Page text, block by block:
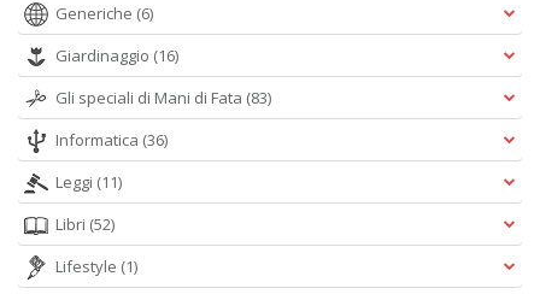
Generiche (6)
Giardinaggio (16)
Gli speciali di Mani di Fata (83)
Informatica (36)
Leggi (11)
Libri (52)
Lifestyle (1)